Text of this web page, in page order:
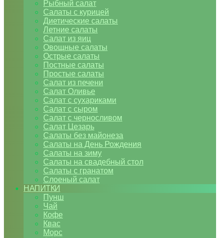
Рыбный салат
Салаты с курицей
Диетические салаты
Летние салаты
Салат из яиц
Овощные салаты
Острые салаты
Постные салаты
Простые салаты
Салат из печени
Салат Оливье
Салат с сухариками
Салат с сыром
Салат с черносливом
Салат Цезарь
Салаты без майонеза
Салаты на День Рождения
Салаты на зиму
Салаты на свадебный стол
Салаты с гранатом
Слоеный салат
НАПИТКИ
Пунш
Чай
Кофе
Квас
Морс